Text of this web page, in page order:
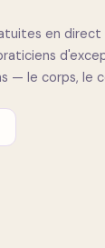
en
— le corps, le